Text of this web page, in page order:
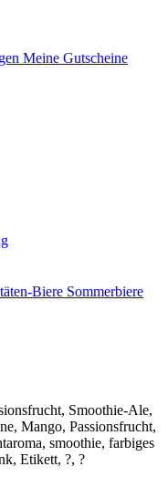
Meine Gutscheine
Biere Sommerbiere